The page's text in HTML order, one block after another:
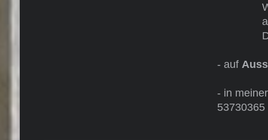
an den
Di, Fr.
- auf
- in
53730365